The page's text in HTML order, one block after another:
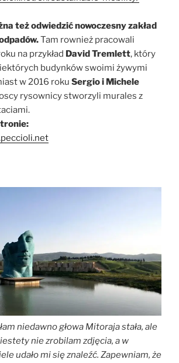
teżodwiedzić nowoczesny zakład
Tam rownież pracowali
na przykład David Tremlett, który
budynków swoimi żywymi
w 2016 roku Sergio i Michele
rysownicy stworzyli murales z
niedawno głowa Mitoraja stała, ale
nie zrobilam zdjęcia, a w
udało mi się znaleźć. Zapewniam, że